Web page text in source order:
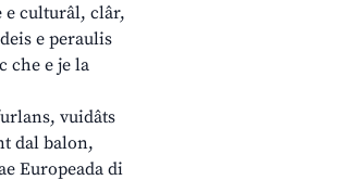
e culturâl, clâr,
e peraulis
che e je la
vuidâts
dal balon,
Europeada di